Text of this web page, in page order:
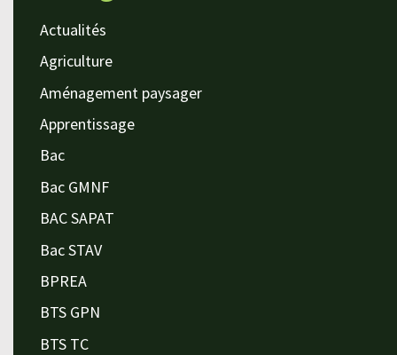
Actualités
Agriculture
Aménagement paysager
Apprentissage
Bac
Bac GMNF
BAC SAPAT
Bac STAV
BPREA
BTS GPN
BTS TC